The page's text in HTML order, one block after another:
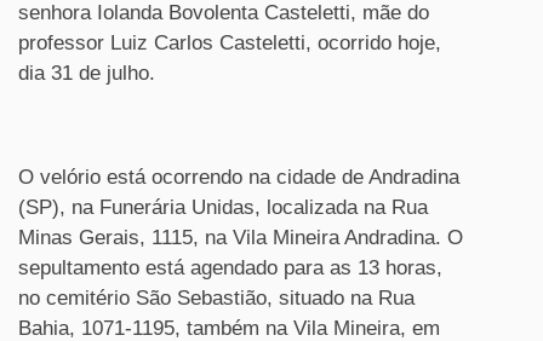
senhora Iolanda Bovolenta Casteletti, mãe do
professor Luiz Carlos Casteletti, ocorrido hoje,
dia 31 de julho.
O velório está ocorrendo na cidade de Andradina
(SP), na Funerária Unidas, localizada na Rua
Minas Gerais, 1115, na Vila Mineira Andradina. O
sepultamento está agendado para as 13 horas,
no cemitério São Sebastião, situado na Rua
Bahia, 1071-1195, também na Vila Mineira, em